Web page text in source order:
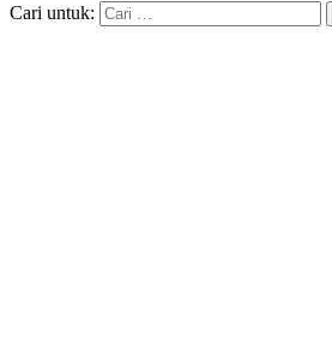
Cari untuk: